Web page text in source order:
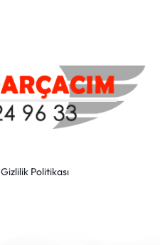
Gizlilik Politikası